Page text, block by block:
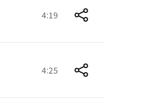
4:19
4:25